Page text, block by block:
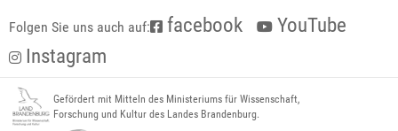
Folgen Sie uns auch auf: facebook
YouTube
Instagram
Gefördert mit Mitteln des Ministeriums für Wissenschaft,
Forschung und Kultur des Landes Brandenburg.